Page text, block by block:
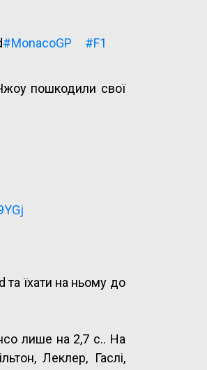
#MonacoGP
#F1
пошкодили свої
та їхати на ньому до
лише на 2,7 с.. На
Леклер, Гаслі,